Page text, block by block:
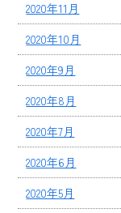
2020年11月
2020年10月
2020年9月
2020年8月
2020年7月
2020年6月
2020年5月